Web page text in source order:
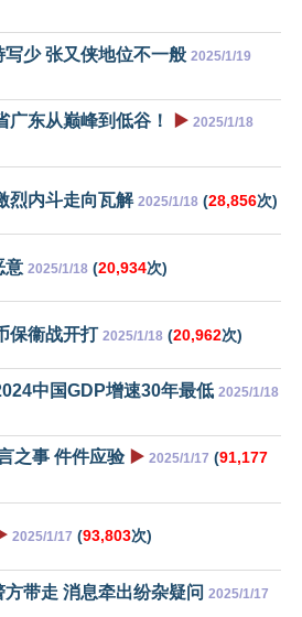
少 张又侠地位不一般 2025/1/19
广东从巅峰到低谷！ ▶️ 2025/1/18
烈内斗走向瓦解 2025/1/18 (28,856次)
意 2025/1/18 (20,934次)
保衞战开打 2025/1/18 (20,962次)
中国GDP增速30年最低 2025/1/18
之事 件件应验 ▶️ 2025/1/17 (91,177
2025/1/17 (93,803次)
带走 消息牵出纷杂疑问 2025/1/17